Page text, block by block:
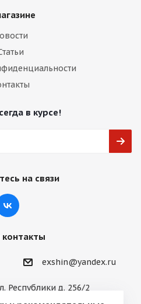
в курсе!
на связи
exshin@yandex.ru
Республики д. 256/2